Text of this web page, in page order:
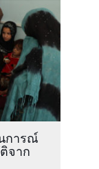
การณ์
จาก